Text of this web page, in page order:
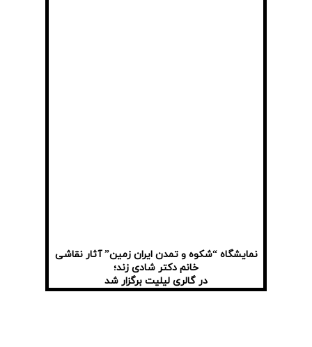
نمایشگاه “شکوه و تمدن ایران زمین” آثار نقاشی
خانم دکتر شادی زند؛
در گالری لیلیت برگزار شد